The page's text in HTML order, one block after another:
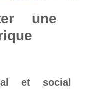
une
et social